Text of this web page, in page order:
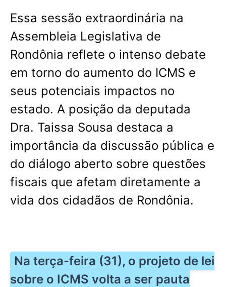
Essa sessão extraordinária na
Assembleia Legislativa de
Rondônia reflete o intenso debate
em torno do aumento do ICMS e
seus potenciais impactos no
estado. A posição da deputada
Dra. Taissa Sousa destaca a
importância da discussão pública e
do diálogo aberto sobre questões
fiscais que afetam diretamente a
vida dos cidadãos de Rondônia.
Na terça-feira (31), o projeto de lei
sobre o ICMS volta a ser pauta